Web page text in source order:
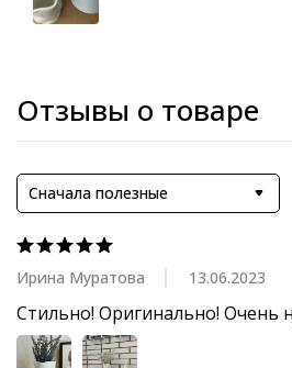
Отзывы о товаре
Сначала полезные
Ирина Муратова 13.06.2023
Стильно! Оригинально! Очень